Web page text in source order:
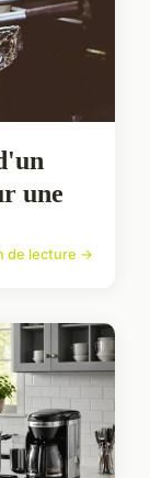
une
de lecture →